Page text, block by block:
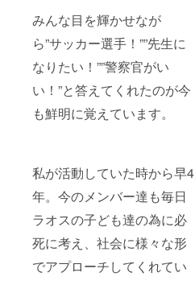
みんな目を輝かせなが
ら”サッカー選手！””先生に
なりたい！””警察官がい
い！”と答えてくれたのが今
も鮮明に覚えています。
私が活動していた時から早4
年。今のメンバー達も毎日
ラオスの子ども達の為に必
死に考え、社会に様々な形
でアプローチしてくれてい